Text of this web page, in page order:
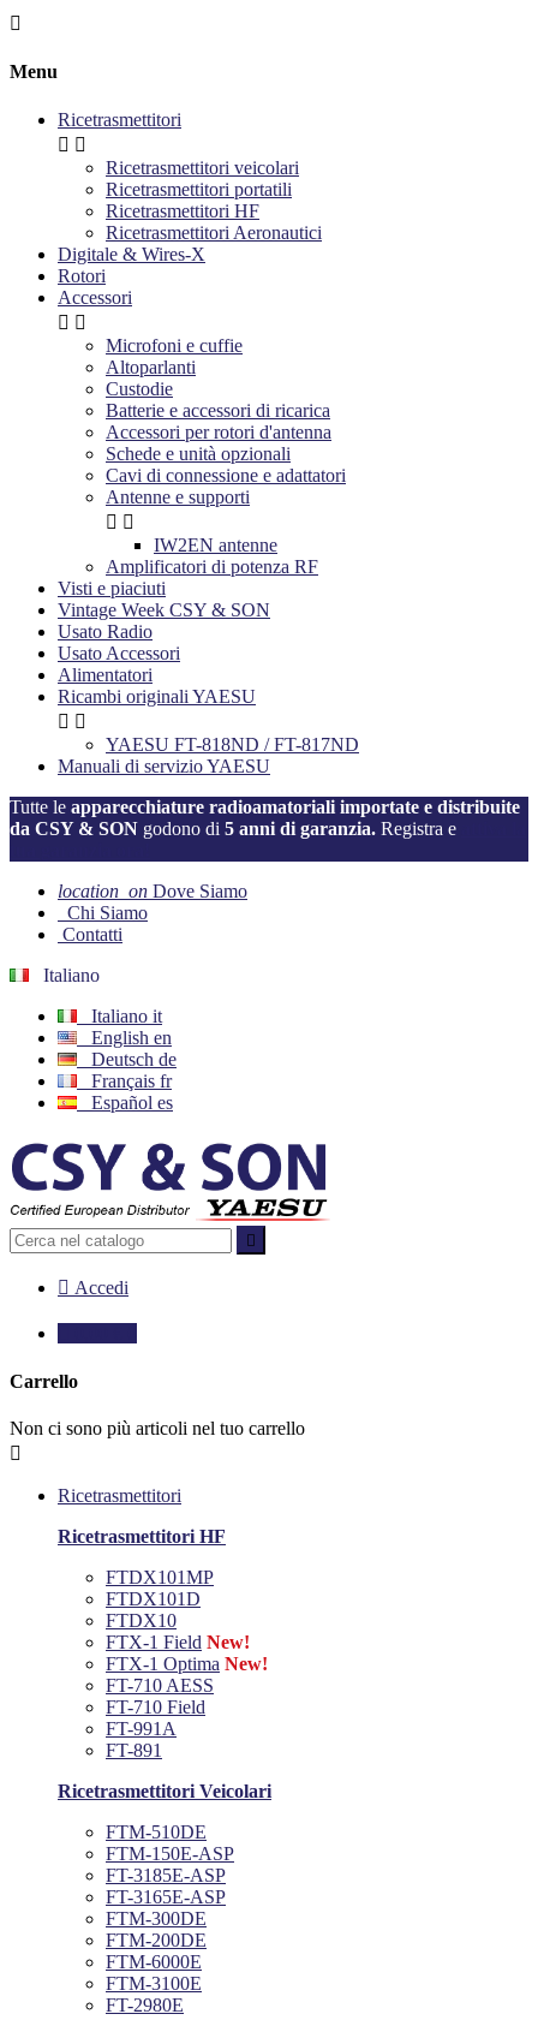

Menu
Ricetrasmettitori
 
Ricetrasmettitori veicolari
Ricetrasmettitori portatili
Ricetrasmettitori HF
Ricetrasmettitori Aeronautici
Digitale & Wires-X
Rotori
Accessori
 
Microfoni e cuffie
Altoparlanti
Custodie
Batterie e accessori di ricarica
Accessori per rotori d'antenna
Schede e unità opzionali
Cavi di connessione e adattatori
Antenne e supporti
 
IW2EN antenne
Amplificatori di potenza RF
Visti e piaciuti
Vintage Week CSY & SON
Usato Radio
Usato Accessori
Alimentatori
Ricambi originali YAESU
 
YAESU FT-818ND / FT-817ND
Manuali di servizio YAESU
Tutte le apparecchiature radioamatoriali importate e distribuite
da CSY & SON godono di 5 anni di garanzia. Registra e
location_on Dove Siamo
Chi Siamo
Contatti
Italiano
Italiano it
English en
Deutsch de
Français fr
Español es

 Accedi
Carrello
Non ci sono più articoli nel tuo carrello

Ricetrasmettitori
Ricetrasmettitori HF
FTDX101MP
FTDX101D
FTDX10
FTX-1 Field New!
FTX-1 Optima New!
FT-710 AESS
FT-710 Field
FT-991A
FT-891
Ricetrasmettitori Veicolari
FTM-510DE
FTM-150E-ASP
FT-3185E-ASP
FT-3165E-ASP
FTM-300DE
FTM-200DE
FTM-6000E
FTM-3100E
FT-2980E